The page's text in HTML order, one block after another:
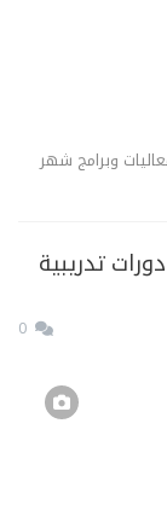
وبرامج شهر
تدريبية